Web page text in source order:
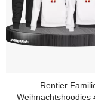
Rentier
Weihnachtshoodies